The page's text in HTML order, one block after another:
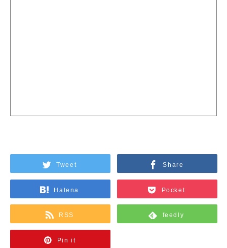
Tweet Share
Hatena Pocket
RSS feedly
Pin it